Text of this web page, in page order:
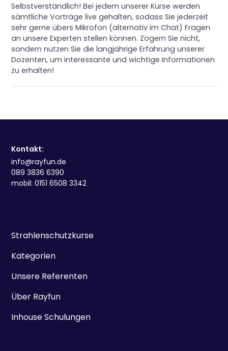
Selbstverständlich! Bei jedem unserer Kurse werden
sämtliche Vorträge live gehalten, sodass Sie jederzeit
sehr gerne übers Mikrofon (alternativ im Chat) Fragen
an unsere Experten stellen können. Zögern Sie nicht,
sondern nutzen Sie die langjährige Erfahrung unserer
Dozenten, um interessante und wichtige Informationen
zu erhalten!
Kontakt:
info@rayfun.de
089 3836 6390
mobil: 0151 6508 3342
Strahlenschutzkurse
Kategorien
Unsere Referenten
Über Rayfun
Inhouse Schulungen